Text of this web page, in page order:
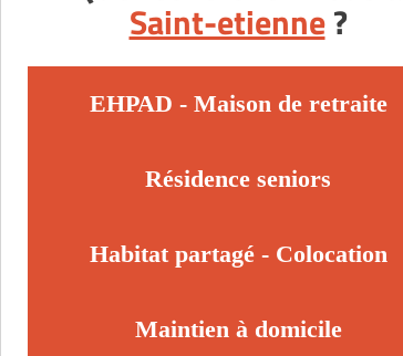
Saint-etienne?
EHPAD - Maison de retraite
Résidence seniors
Habitat partagé - Colocation
Maintien à domicile